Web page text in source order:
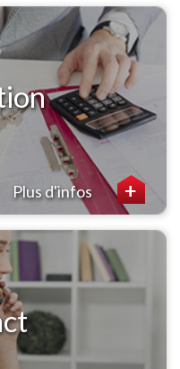
Plus d'infos